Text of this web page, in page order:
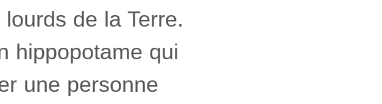
de la Terre.
hippopotame qui
une personne